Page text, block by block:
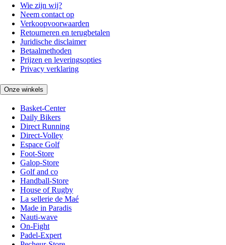
Wie zijn wij?
Neem contact op
Verkoopvoorwaarden
Retourneren en terugbetalen
Juridische disclaimer
Betaalmethoden
Prijzen en leveringsopties
Privacy verklaring
Onze winkels
Basket-Center
Daily Bikers
Direct Running
Direct-Volley
Espace Golf
Foot-Store
Galop-Store
Golf and co
Handball-Store
House of Rugby
La sellerie de Maé
Made in Paradis
Nauti-wave
On-Fight
Padel-Expert